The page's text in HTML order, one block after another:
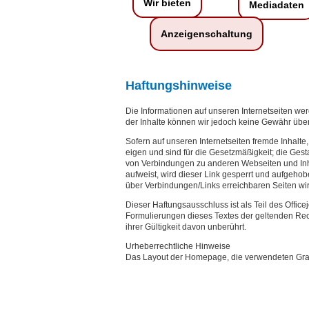
Wir bieten Mediadaten
Anzeigenschaltung
Haftungshinweise
Die Informationen auf unseren Internetseiten
der Inhalte können wir jedoch keine Gewähr
Sofern auf unseren Internetseiten fremde
eigen und sind für die Gesetzmäßigkeit; die
von Verbindungen zu anderen Webseiten und
aufweist, wird dieser Link gesperrt und
über Verbindungen/Links erreichbaren Seiten
Dieser Haftungsausschluss ist als Teil des
Formulierungen dieses Textes der geltenden
ihrer Gültigkeit davon unberührt.
Urheberrechtliche Hinweise
Das Layout der Homepage, die verwendeten